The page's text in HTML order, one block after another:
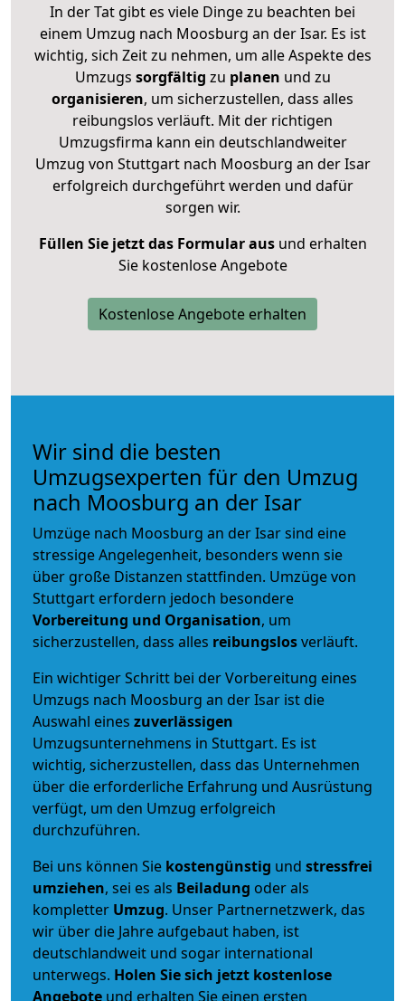
In der Tat gibt es viele Dinge zu beachten bei
einem Umzug nach Moosburg an der Isar. Es ist
wichtig, sich Zeit zu nehmen, um alle Aspekte des
Umzugs sorgfältig zu planen und zu
organisieren, um sicherzustellen, dass alles
reibungslos verläuft. Mit der richtigen
Umzugsfirma kann ein deutschlandweiter
Umzug von Stuttgart nach Moosburg an der Isar
erfolgreich durchgeführt werden und dafür
sorgen wir.
Füllen Sie jetzt das Formular ausund erhalten
Sie kostenlose Angebote
Kostenlose Angebote erhalten
Wir sind die besten
Umzugsexperten für den Umzug
nach Moosburg an der Isar
Umzüge nach Moosburg an der Isar sind eine
stressige Angelegenheit, besonders wenn sie
über große Distanzen stattfinden. Umzüge von
Stuttgart erfordern jedoch besondere
Vorbereitung und Organisation, um
sicherzustellen, dass alles reibungslosverläuft.
Ein wichtiger Schritt bei der Vorbereitung eines
Umzugs nach Moosburg an der Isar ist die
Auswahl eines zuverlässigen
Umzugsunternehmens in Stuttgart. Es ist
wichtig, sicherzustellen, dass das Unternehmen
über die erforderliche Erfahrung und Ausrüstung
verfügt, um den Umzug erfolgreich
durchzuführen.
Bei uns können Sie kostengünstig und stressfrei
umziehen, sei es als Beiladung oder als
kompletter Umzug. Unser Partnernetzwerk, das
wir über die Jahre aufgebaut haben, ist
deutschlandweit und sogar international
unterwegs. Holen Sie sich jetzt kostenlose
Angebote und erhalten Sie einen ersten